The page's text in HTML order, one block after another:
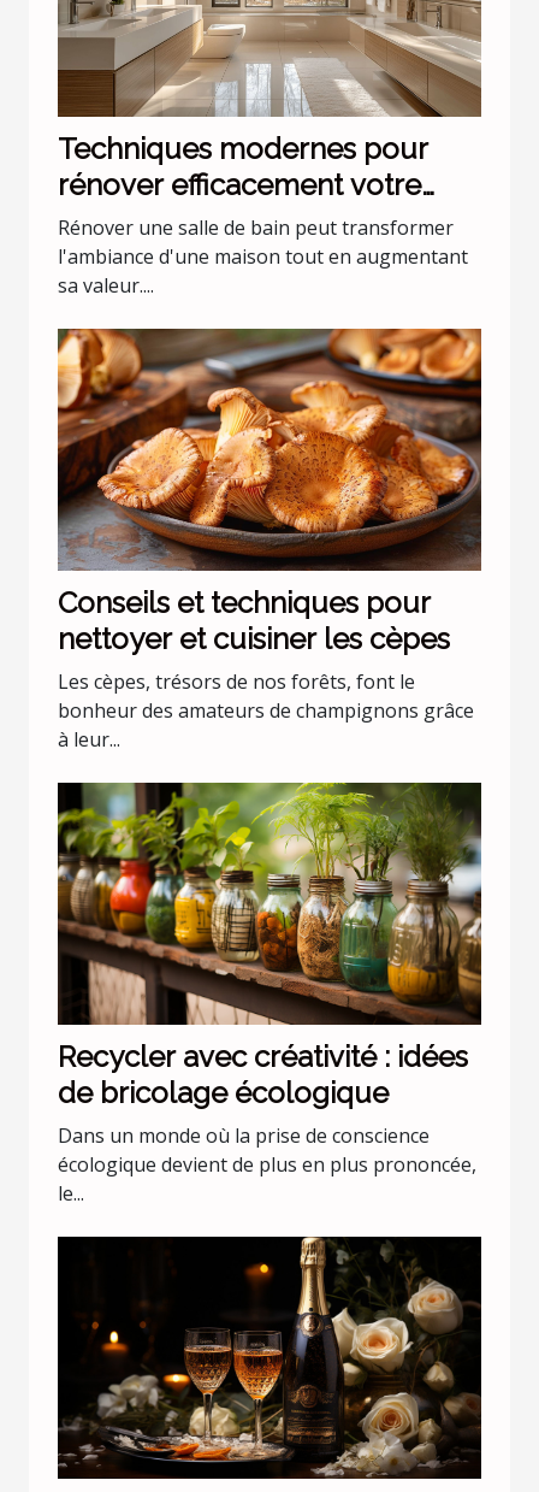
Techniques modernes pour
rénover efficacement votre
salle de bain
Rénover une salle de bain peut transformer
l'ambiance d'une maison tout en augmentant
sa valeur....
Conseils et techniques pour
nettoyer et cuisiner les cèpes
Les cèpes, trésors de nos forêts, font le
bonheur des amateurs de champignons grâce
à leur...
Recycler avec créativité : idées
de bricolage écologique
Dans un monde où la prise de conscience
écologique devient de plus en plus prononcée,
le...